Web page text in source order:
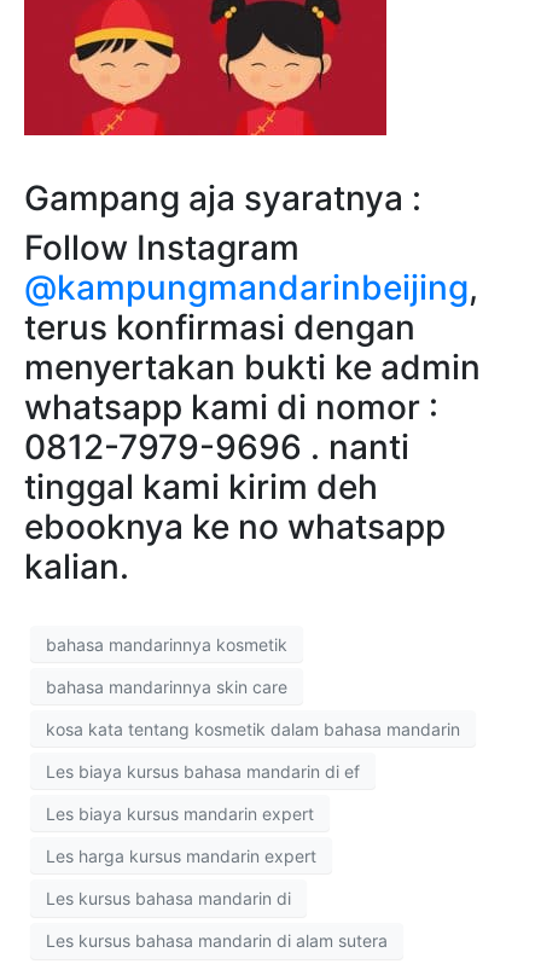
Gampang aja syaratnya :
Follow Instagram
@kampungmandarinbeijing,
terus konfirmasi dengan
menyertakan bukti ke admin
whatsapp kami di nomor :
0812-7979-9696 . nanti
tinggal kami kirim deh
ebooknya ke no whatsapp
kalian.
bahasa mandarinnya kosmetik
bahasa mandarinnya skin care
kosa kata tentang kosmetik dalam bahasa mandarin
Les biaya kursus bahasa mandarin di ef
Les biaya kursus mandarin expert
Les harga kursus mandarin expert
Les kursus bahasa mandarin di
Les kursus bahasa mandarin di alam sutera